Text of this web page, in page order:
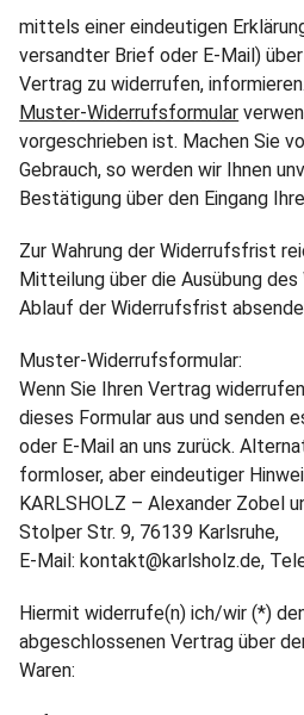
mittels einer eindeutigen
versandter Brief oder E-Mail)
Vertrag zu widerrufen,
Muster-Widerrufsformular
vorgeschrieben ist. Machen Sie
Gebrauch, so werden wir Ihnen
Bestätigung über den Eingang
Zur Wahrung der Widerrufsfrist
Mitteilung über die Ausübung
Ablauf der Widerrufsfrist
Muster-Widerrufsformular:
Wenn Sie Ihren Vertrag
dieses Formular aus und senden
oder E-Mail an uns zurück.
formloser, aber eindeutiger
KARLSHOLZ – Alexander Zobel
Stolper Str. 9, 76139 Karlsruhe,
E-Mail: kontakt@karlsholz.de,
Hiermit widerrufe(n) ich/wir (*)
abgeschlossenen Vertrag über
Waren: